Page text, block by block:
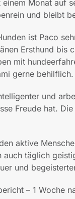
einem Monat auf
und bleibt
ist Paco
Ersthund bis
mit
gerne behilflich.
und
Freude hat.
aktive
auch täglich
und
– 1 Woche